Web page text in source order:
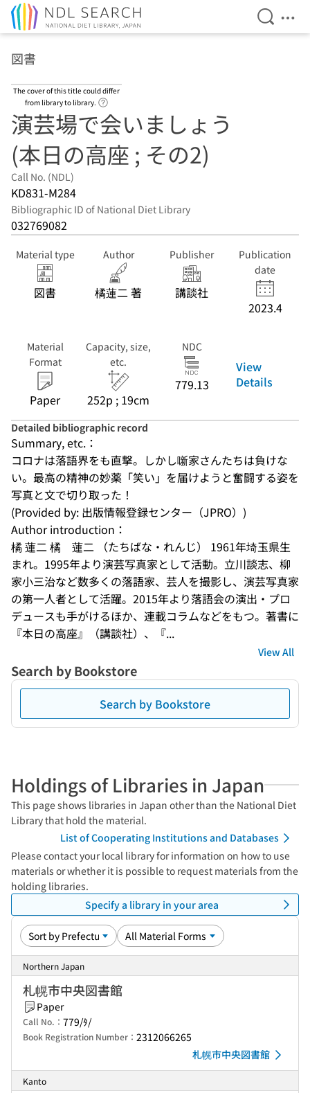
Open
図書
The cover of this title could differ
from library to library.
演芸場で会いましょう
(本日の高座 ; その2)
Call No. (NDL)
KD831-M284
Bibliographic ID of National Diet Library
032769082
Material type
図書
Author
橘蓮二 著
Publisher
講談社
Publication
date
2023.4
Material
Format
Paper
Capacity, size,
etc.
252p ; 19cm
NDC
779.13
View
Details
Detailed bibliographic record
Summary, etc.：
コロナは落語界をも直撃。しかし噺家さんたちは負けな
い。最高の精神の妙薬「笑い」を届けようと奮闘する姿を
写真と文で切り取った！
(Provided by: 出版情報登録センター（JPRO）)
Author introduction：
橘 蓮二 橘　蓮二 （たちばな・れんじ） 1961年埼玉県生
まれ。1995年より演芸写真家として活動。立川談志、柳
家小三治など数多くの落語家、芸人を撮影し、演芸写真家
の第一人者として活躍。2015年より落語会の演出・プロ
デュースも手がけるほか、連載コラムなどをもつ。著書に
『本日の高座』（講談社）、『...
View All
Search by Bookstore
Search by Bookstore
Holdings of Libraries in Japan
This page shows libraries in Japan other than the National Diet
Library that hold the material.
List of Cooperating Institutions and Databases
Please contact your local library for information on how to use
materials or whether it is possible to request materials from the
holding libraries.
Specify a library in your area
Northern Japan
札幌市中央図書館
Paper
Call No.： 779/ﾀ/
Book Registration Number： 2312066265
札幌市中央図書館
Kanto